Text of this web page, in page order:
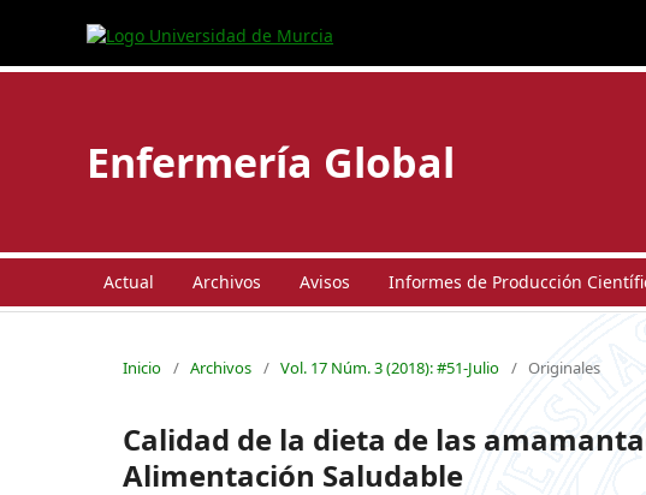
Enfermería Global
Actual Archivos Avisos Informes de Producción
Inicio / Archivos / Vol. 17 Núm. 3 (2018): #51-Julio / Originales
Calidad de la dieta de las
Alimentación Saludable